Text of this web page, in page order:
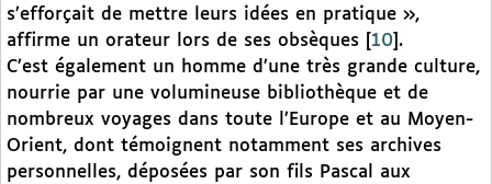
s’efforçait de mettre leurs idées en pratique »,
affirme un orateur lors de ses obsèques
10 .
C’est également un homme d’une très grande culture,
nourrie par une volumineuse bibliothèque et de
nombreux voyages dans toute l’Europe et au Moyen-
Orient, dont témoignent notamment ses archives
personnelles, déposées par son fils Pascal aux